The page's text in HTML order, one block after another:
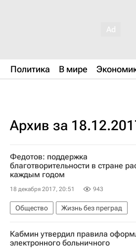
Политика В мире
Архив за
Федотов: поддержка
благотворительности в стране
каждым годом
18 декабря 2017, 20:51 943
Общество
Жизнь без преград
Михаил Федотов
Владимир
Людмила Алексеева
Кабмин утвердил правила
электронного больничного